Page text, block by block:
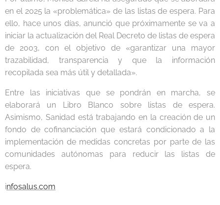
en el 2025 la «problemática» de las listas de espera. Para
ello, hace unos días, anunció que próximamente se va a
iniciar la actualización del Real Decreto de listas de espera
de 2003, con el objetivo de «garantizar una mayor
trazabilidad, transparencia y que la información
recopilada sea más útil y detallada».
Entre las iniciativas que se pondrán en marcha, se
elaborará un Libro Blanco sobre listas de espera.
Asimismo, Sanidad está trabajando en la creación de un
fondo de cofinanciación que estará condicionado a la
implementación de medidas concretas por parte de las
comunidades autónomas para reducir las listas de
espera.
infosalus.com